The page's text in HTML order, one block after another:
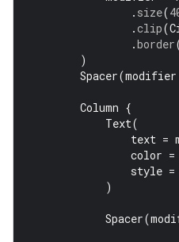
. size(
.clip(
.border
)
Spacer(modifier
Column {
Text(
text =
color =
style =
)
Spacer(